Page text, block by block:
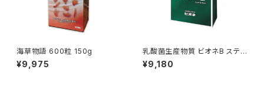
海草物語 600粒 150g
¥9,975
乳酸菌生産物質 ビオネB スティ
ック 10ml×30包
¥9,180